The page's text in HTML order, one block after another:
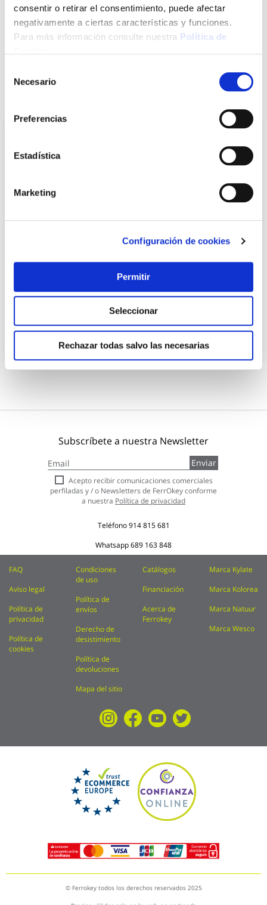
consentir o retirar el consentimiento, puede afectar
negativamente a ciertas características y funciones.
Para más información consulte nuestra Política de
Necesario
Preferencias
Estadística
Marketing
Configuración de cookies
Permitir
Seleccionar
Rechazar todas salvo las necesarias
+ INFO
129,00 €
Añadir al carrito
Subscríbete a nuestra Newsletter
a
nuestro
boletín
de
Enviar
Acepto recibir comunicaciones comerciales
perfiladas y / o Newsletters de FerrOkey conforme
a nuestra Política de privacidad
Teléfono914 815 681
Whatsapp689 163 848
FAQ
Aviso legal
Política de
privacidad
Política de
cookies
Condiciones
de uso
Política de
envíos
Derecho de
desistimiento
Política de
devoluciones
Mapa del sitio
Catálogos
Financiación
Acerca de
Ferrokey
Marca Kylate
Marca Kolorea
Marca Natuur
Marca Wesco
© Ferrokey todos los derechos reservados 2025